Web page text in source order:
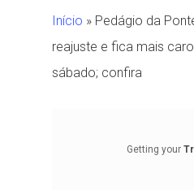
Início » Pedágio da
reajuste e fica mais
sábado; confira
Getting your